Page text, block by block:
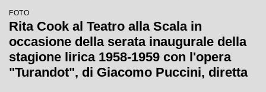
FOTO
Rita Cook al Teatro alla Scala in
occasione della serata inaugurale della
stagione lirica 1958-1959 con l'opera
"Turandot", di Giacomo Puccini, diretta